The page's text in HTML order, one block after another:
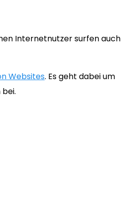
Internetnutzer surfen auch
Websites. Es geht dabei um